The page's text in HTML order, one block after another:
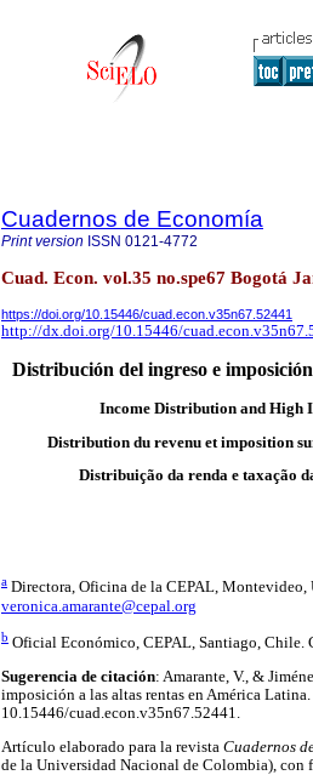
Cuadernos de Economía
Print version ISSN 0121-4772
Cuad. Econ. vol.35 no.spe67 Bogotá
https://doi.org/10.15446/cuad.econ.v35n67.52441
http://dx.doi.org/10.15446/
Distribución del ingreso e
Income Distribution and High
Distribution du revenu et imposition
Distribuição da renda e taxação
a Directora, Oficina de la CEPAL, Montevideo,
veronica.amarante@cepal.org
b Oficial Económico, CEPAL, Santiago, Chile.
Sugerencia de citación: Amarante, V., &
imposición a las altas rentas en América
10.15446/cuad.econ.v35n67.52441.
Artículo elaborado para la revista Cuadernos
de la Universidad Nacional de Colombia), con